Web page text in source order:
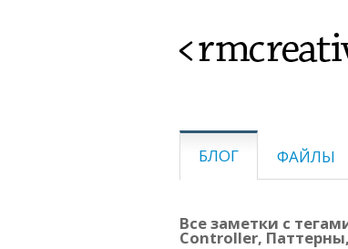
<rmcreative>
БЛОГ ФАЙЛЫ
Все заметки с
Controller,